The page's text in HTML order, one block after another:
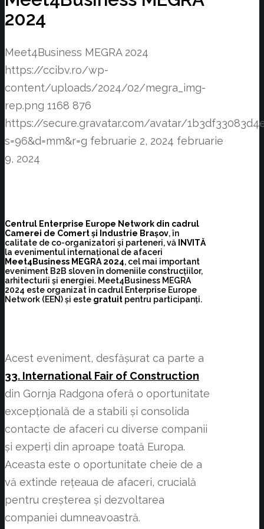
2024
Meet4Business MEGRA 2024
https://ccibv.ro/wp-
content/uploads/2024/02/megra_img-
rep.png 1168 876
https://secure.gravatar.com/avatar/
s=96&d=mm&r=g februarie 2, 2024 februarie
9, 2024
Centrul Enterprise Europe Network din cadrul
Camerei de Comert și Industrie Brașov, în
calitate de co-organizatori și parteneri, vă INVITĂ
la evenimentul internațional de afaceri
Meet4Business MEGRA 2024, cel mai important
eveniment B2B sloven în domeniile construcțiilor,
arhitecturii și energiei. Meet4Business MEGRA
2024 este organizat în cadrul Enterprise Europe
Network (EEN) și este gratuit pentru participanți.
Acest eveniment, desfășurat ca parte a
33. International Fair of Construction
din Gornja Radgona oferă o oportunitate
excepțională de a stabili și consolida
contacte de afaceri cu diverse companii
și experți din aproape toată Europa.
Aceasta este o oportunitate cheie de a
vă extinde rețeaua de afaceri, crucială
pentru creșterea și dezvoltarea
companiei dumneavoastră.